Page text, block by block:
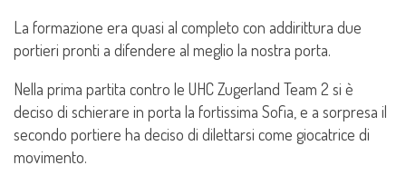
La formazione era quasi al completo con addirittura due
portieri pronti a difendere al meglio la nostra porta.
Nella prima partita contro le UHC Zugerland Team 2 si è
deciso di schierare in porta la fortissima Sofia, e a sorpresa il
secondo portiere ha deciso di dilettarsi come giocatrice di
movimento.